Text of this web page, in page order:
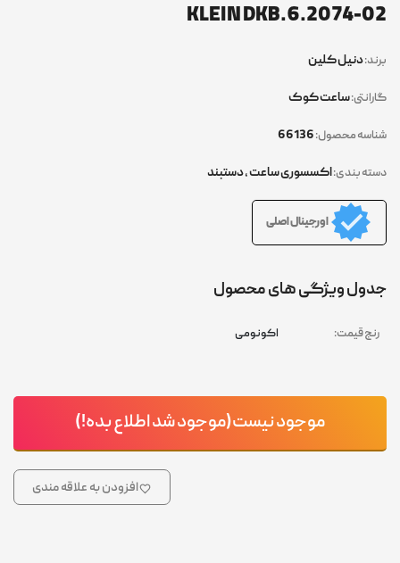
KLEIN DKB.6.2074-02
برند:دنیل کلین
گارانتی:ساعت کوک
شناسه محصول:
دسته بندی:اکسسوری ساعت,دستبند
اورجینال اصلی
جدول ویژگی های محصول
رنج قیمت: اکونومی
موجود نیست(موجود شد اطلاع بده!)
افزودن به علاقه مندی